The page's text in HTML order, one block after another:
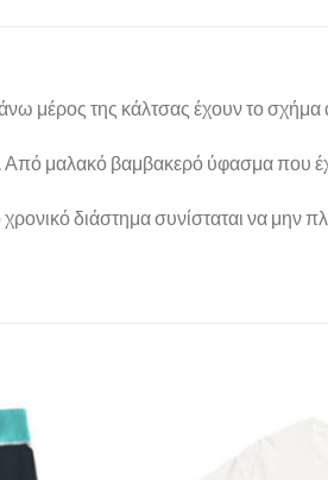
μέρος της κάλτσας έχουν το
μαλακό βαμβακερό ύφασμα που
χρονικό διάστημα συνίσταται να